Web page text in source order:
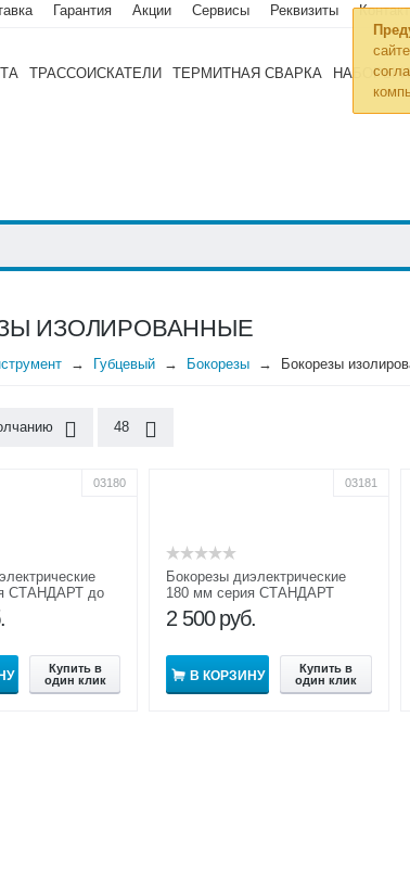
Гарантия Акции Сервисы Реквизиты
ТРАССОИСКАТЕЛИ ТЕРМИТНАЯ СВАРКА НАБОРЫ
ИЗОЛИРОВАННЫЕ
Губцевый Бокорезы Бокорезы
48
03180
СТАНДАРТ до
Купить в
один клик
03181
Бокорезы диэлектрические
180 мм серия СТАНДАРТ
2 500 руб.
В КОРЗИНУ
Купить в
один клик